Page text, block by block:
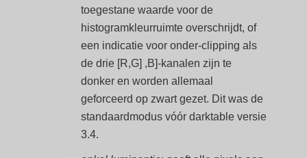
toegestane waarde voor de
histogramkleurruimte overschrijdt, of
een indicatie voor onder-clipping als
de drie [R,G] ,B]-kanalen zijn te
donker en worden allemaal
geforceerd op zwart gezet. Dit was de
standaardmodus vóór darktable versie
3.4.